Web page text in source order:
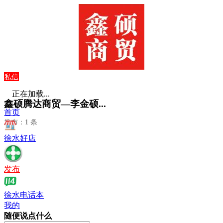
私信
鑫硕腾达商贸—李金硕...
发布：1 条
正在加载...
首页
徐水好店
发布
徐水电话本
我的
随便说点什么